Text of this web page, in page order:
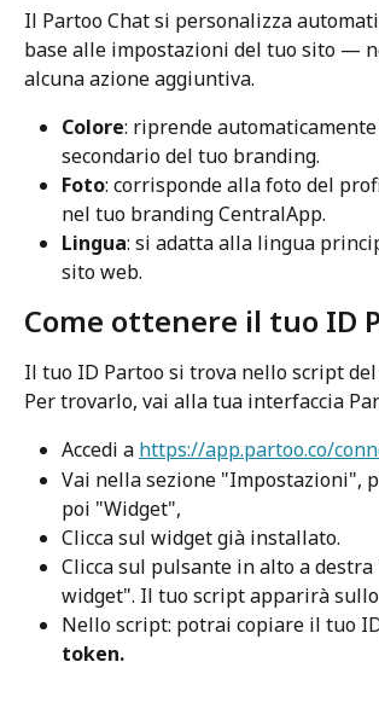
Il Partoo Chat si personalizza
base alle impostazioni del tuo sito —
alcuna azione aggiuntiva.
Colore: riprende
secondario del tuo branding.
Foto: corrisponde alla foto del
nel tuo branding CentralApp.
Lingua: si adatta alla lingua
sito web.
Come ottenere il tuo ID
Il tuo ID Partoo si trova nello script
Per trovarlo, vai alla tua interfaccia
Accedi a https://app.partoo.co/
Vai nella sezione "Impostazioni",
poi "Widget",
Clicca sul widget già installato.
Clicca sul pulsante in alto a
widget". Il tuo script apparirà
Nello script: potrai copiare il tuo
token.